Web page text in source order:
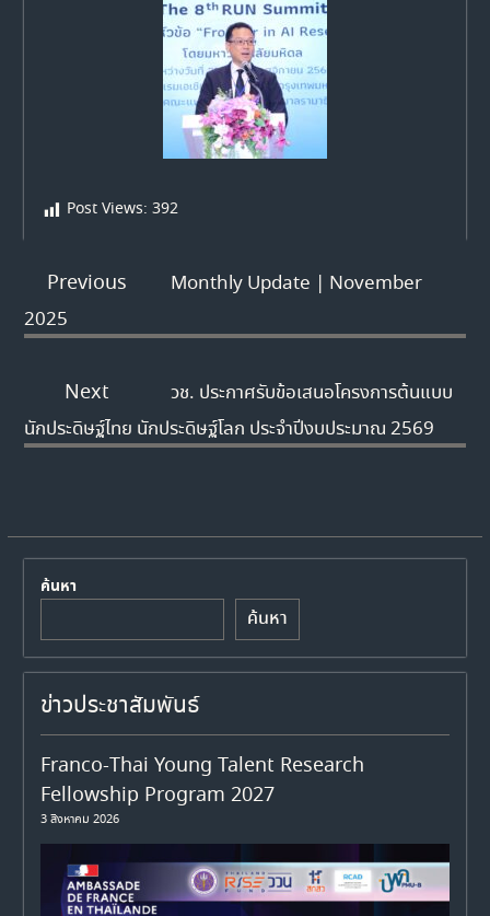
Post Views: 392
Previous
Monthly Update | November
2025
Next
วช. ประกาศรับข้อเสนอโครงการต้นแบบ
นักประดิษฐ์ไทย นักประดิษฐ์โลก ประจำปีงบประมาณ 2569
ค้นหา
ค้นหา
ข่าวประชาสัมพันธ์
Franco-Thai Young Talent Research
Fellowship Program 2027
3 สิงหาคม 2026